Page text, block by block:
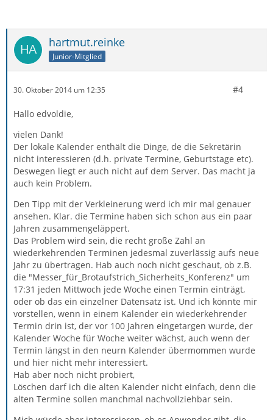
hartmut.reinke
Junior-Mitglied
30. Oktober 2014 um 12:35 #4
Hallo edvoldie,
vielen Dank!
Der lokale Kalender enthält die Dinge, de die Sekretärin
nicht interessieren (d.h. private Termine, Geburtstage etc).
Deswegen liegt er auch nicht auf dem Server. Das macht ja
auch kein Problem.
Den Tipp mit der Verkleinerung werd ich mir mal genauer
ansehen. Klar. die Termine haben sich schon aus ein paar
Jahren zusammengeläppert.
Das Problem wird sein, die recht große Zahl an
wiederkehrenden Terminen jedesmal zuverlässig aufs neue
Jahr zu übertragen. Hab auch noch nicht geschaut, ob z.B.
die "Messer_für_Brotaufstrich_Sicherheits_Konferenz" um
17:31 jeden Mittwoch jede Woche einen Termin einträgt,
oder ob das ein einzelner Datensatz ist. Und ich könnte mir
vorstellen, wenn in einem Kalender ein wiederkehrender
Termin drin ist, der vor 100 Jahren eingetargen wurde, der
Kalender Woche für Woche weiter wächst, auch wenn der
Termin längst in den neurn Kalender übermommen wurde
und hier nicht mehr interessiert.
Hab aber noch nicht probiert,
Löschen darf ich die alten Kalender nicht einfach, denn die
alten Termine sollen manchmal nachvollziehbar sein.